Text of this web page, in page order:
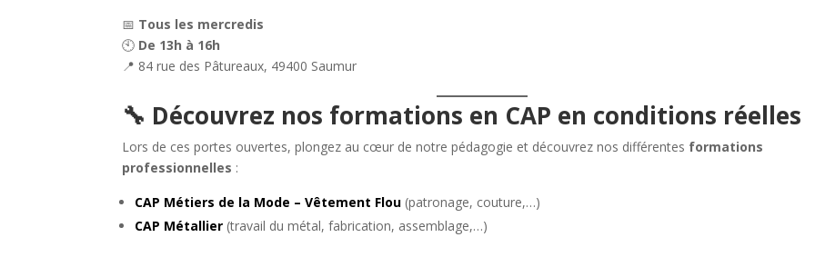
📅 Tous les mercredis
🕙 De 13h à 16h
📍 84 rue des Pâtureaux, 49400 Saumur
🔧 Découvrez nos formations en CAP en conditions réelles
Lors de ces portes ouvertes, plongez au cœur de notre pédagogie et découvrez nos différentes formations
professionnelles :
CAP Métiers de la Mode – Vêtement Flou (patronage, couture,…)
CAP Métallier (travail du métal, fabrication, assemblage,…)